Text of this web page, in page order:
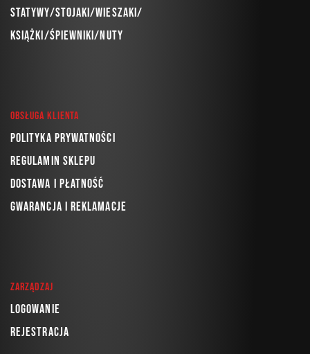
Statywy/Stojaki/Wieszaki/
Książki/Śpiewniki/Nuty
Obsługa klienta
Polityka prywatności
Regulamin sklepu
Dostawa i płatność
Gwarancja i reklamacje
Zarządzaj
Logowanie
Rejestracja